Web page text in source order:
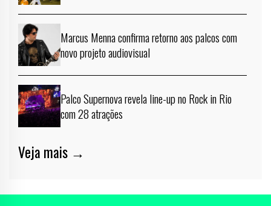
Marcus Menna confirma retorno aos palcos com
novo projeto audiovisual
Palco Supernova revela line-up no Rock in Rio
com 28 atrações
Veja mais →